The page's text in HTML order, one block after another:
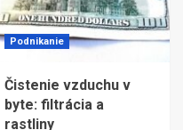
Podnikanie
Čistenie vzduchu v
byte: filtrácia a
rastliny